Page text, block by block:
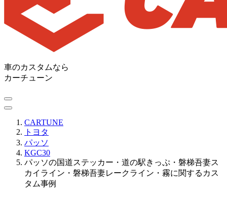
車のカスタムなら
カーチューン
CARTUNE
トヨタ
パッソ
KGC30
パッソの国道ステッカー・道の駅きっぷ・磐梯吾妻ス
カイライン・磐梯吾妻レークライン・霧に関するカス
タム事例